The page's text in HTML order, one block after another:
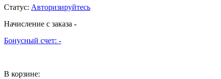
Статус: Авторизируйтесь
Начисление с заказа -
Бонусный счет: -
В корзине: